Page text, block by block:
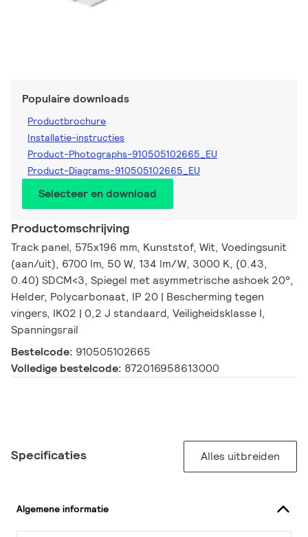
Populaire downloads
Productbrochure
Installatie-instructies
Product-Photographs-910505102665_EU
Product-Diagrams-910505102665_EU
Selecteer en download
Productomschrijving
Track panel, 575x196 mm, Kunststof, Wit, Voedingsunit
(aan/uit), 6700 lm, 50 W, 134 lm/W, 3000 K, (0.43,
0.40) SDCM<3, Spiegel met asymmetrische ashoek 20°,
Helder, Polycarbonaat, IP 20 | Bescherming tegen
vingers, IK02 | 0,2 J standaard, Veiligheidsklasse I,
Spanningsrail
Bestelcode: 910505102665
Volledige bestelcode: 872016958613000
Specificaties Alles uitbreiden
Algemene informatie